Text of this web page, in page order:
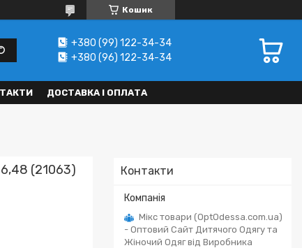
Кошик
+380 (99) 122-34-34
+380 (96) 122-34-34
ДОСТАВКА І ОПЛАТА
Контакти
Мікс товари (OptOdessa.com.ua)
- Оптовий Сайт Дитячого Одягу та
Жіночий Одяг від Виробника
(21063)